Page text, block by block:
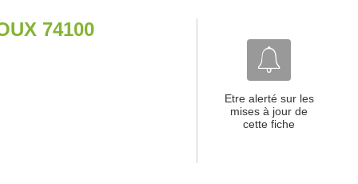
74100
Etre alerté sur les
mises à jour de
cette fiche